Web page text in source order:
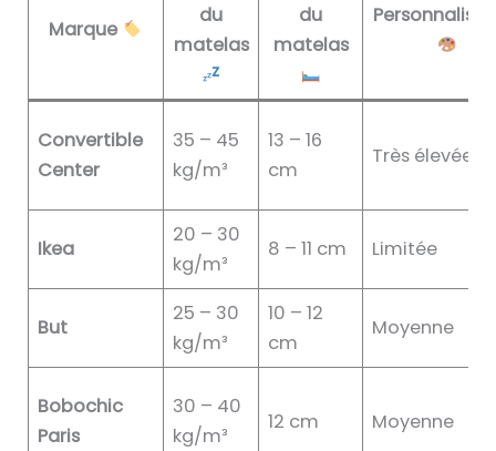
Marque
du
matelas
du
matelas
Convertible
Center
35 – 45
kg/m³
13 – 16
cm
Très élevée
Ikea
20 – 30
kg/m³
8 – 11 cm Limitée
But
25 – 30
kg/m³
10 – 12
cm
Moyenne
Bobochic
Paris
30 – 40
kg/m³
12 cm Moyenne